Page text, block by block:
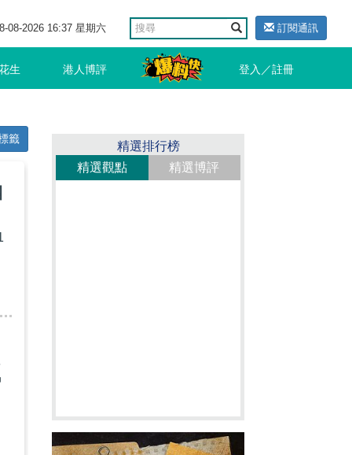
08-2026 16:37 星期六 訂閱通訊
生 港人博評 登入／註冊
籤
精選排行榜
精選觀點
精選博評